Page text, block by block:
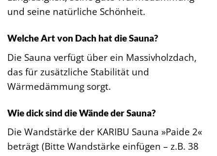
und seine natürliche Schönheit.
Welche Art von Dach hat die Sauna?
Die Sauna verfügt über ein Massivholzdach,
das für zusätzliche Stabilität und
Wärmedämmung sorgt.
Wie dick sind die Wände der Sauna?
Die Wandstärke der KARIBU Sauna »Paide 2«
beträgt (Bitte Wandstärke einfügen – z.B. 38